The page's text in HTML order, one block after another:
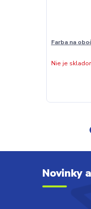
Farba na
Nie je
Novinky